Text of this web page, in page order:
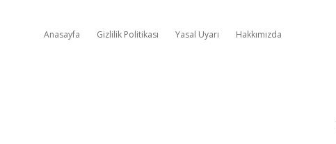
Anasayfa Gizlilik Politikası Yasal Uyarı Hakkımızda